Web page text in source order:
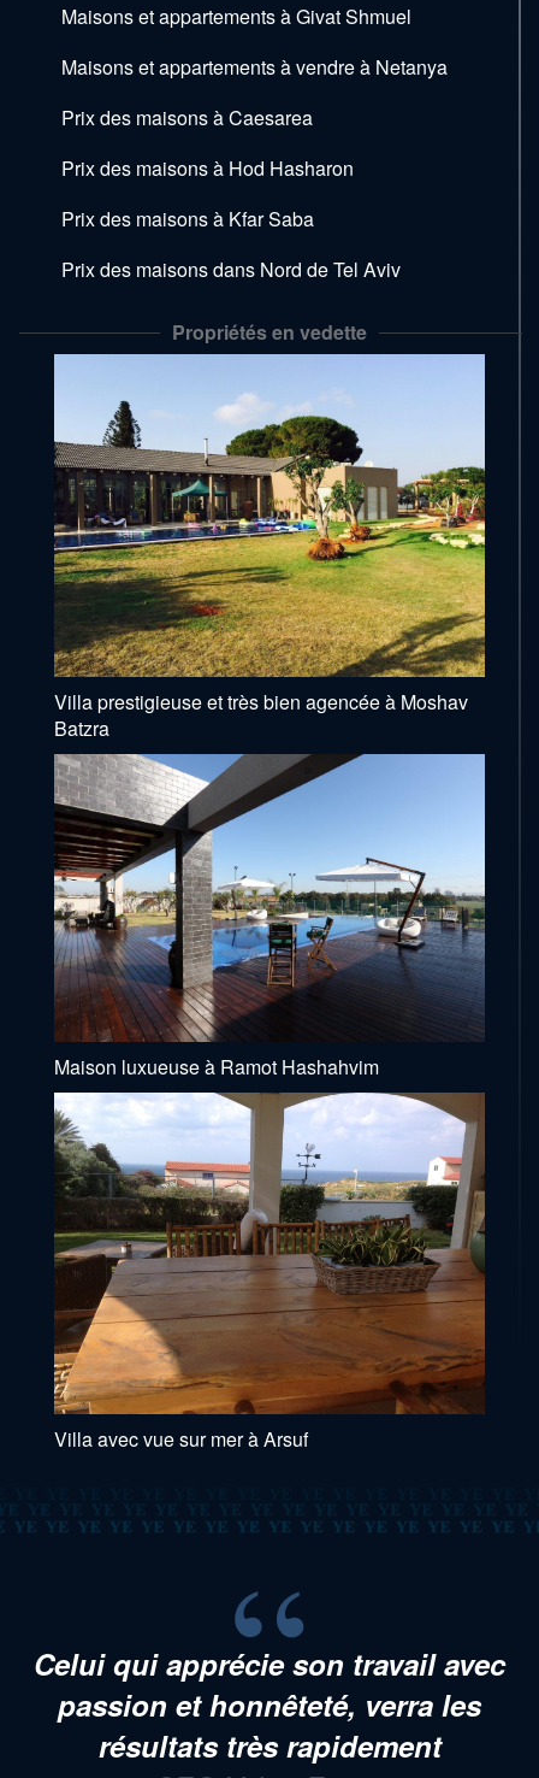
Maisons et appartements à Givat Shmuel
Maisons et appartements à vendre à Netanya
Prix des maisons à Caesarea
Prix des maisons à Hod Hasharon
Prix des maisons à Kfar Saba
Prix des maisons dans Nord de Tel Aviv
Propriétés en vedette
Villa prestigieuse et très bien agencée à Moshav
Batzra
Maison luxueuse à Ramot Hashahvim
Villa avec vue sur mer à Arsuf
Celui qui apprécie son travail avec
passion et honnêteté, verra les
résultats très rapidement